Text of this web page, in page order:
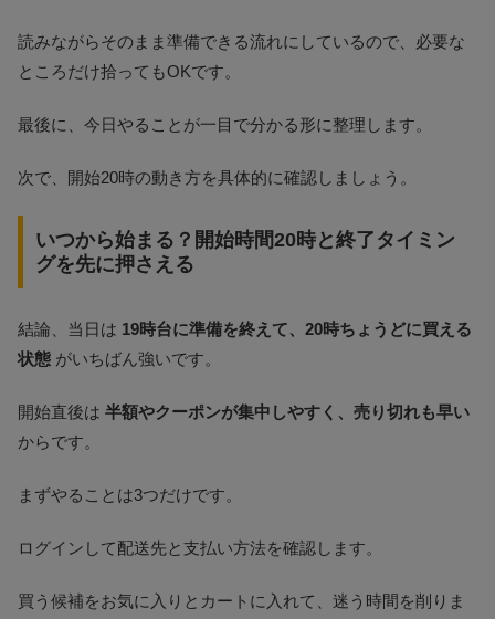
読みながらそのまま準備できる流れにしているので、必要な
ところだけ拾ってもOKです。
最後に、今日やることが一目で分かる形に整理します。
次で、開始20時の動き方を具体的に確認しましょう。
いつから始まる？開始時間20時と終了タイミン
グを先に押さえる
結論、当日は 19時台に準備を終えて、20時ちょうどに買える
状態 がいちばん強いです。
開始直後は 半額やクーポンが集中しやすく、売り切れも早い
からです。
まずやることは3つだけです。
ログインして配送先と支払い方法を確認します。
買う候補をお気に入りとカートに入れて、迷う時間を削りま